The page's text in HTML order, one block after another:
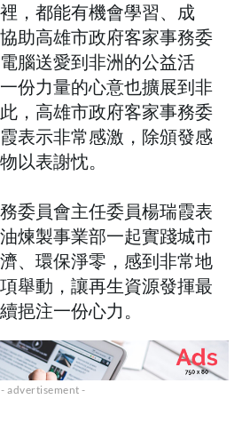
，都能有機會學習、成
助高雄市政府客家事務委
腦送愛到非洲的公益活
份力量的心意也擴展到非
，高雄市政府客家事務委
表示非常感激，除頒發感
以表謝忱。
委員會主任委員楊瑞霞表
煉製事業部一起實踐城市
、環保淨零，感到非常地
舉動，讓再生資源發揮最
挹注一份心力。